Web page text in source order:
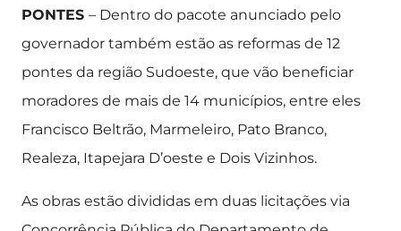
PONTES – Dentro do pacote anunciado pelo
governador também estão as reformas de 12
pontes da região Sudoeste, que vão beneficiar
moradores de mais de 14 municípios, entre eles
Francisco Beltrão, Marmeleiro, Pato Branco,
Realeza, Itapejara D’oeste e Dois Vizinhos.
As obras estão divididas em duas licitações via